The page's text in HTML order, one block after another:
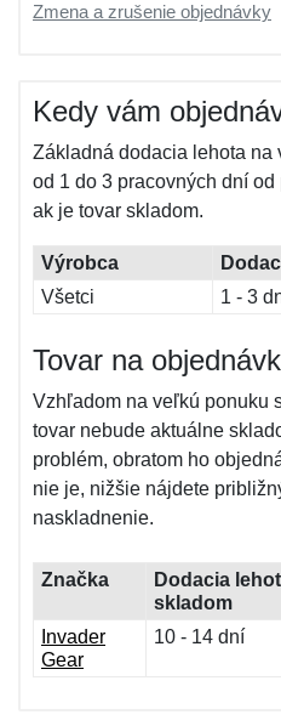
Zmena a zrušenie objednávky
Kedy vám
Základná dodacia lehota na
od 1 do 3 pracovných dní
ak je tovar skladom.
Výrobca
Všetci
1 - 3
Tovar na
Vzhľadom na veľkú ponuku
tovar nebude aktuálne
problém, obratom ho
nie je, nižšie nájdete
naskladnenie.
Značka
Dodacia
skladom
Invader
Gear
10 - 14 dní